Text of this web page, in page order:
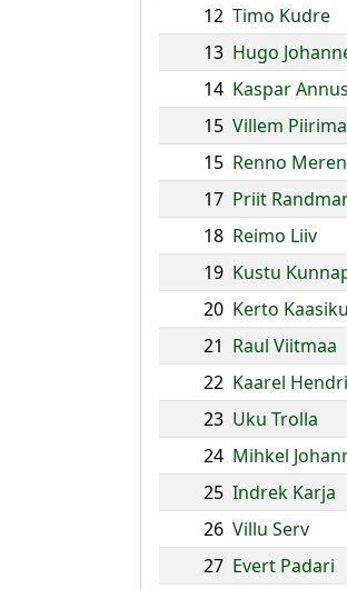
12 Timo Kudre
13 Hugo
14 Kaspar Annus
15 Villem
15 Renno
17 Priit
18 Reimo Liiv
19 Kustu
20 Kerto Kaasiku
21 Raul Viitmaa
22 Kaarel
23 Uku Trolla
24 Mihkel
25 Indrek Karja
26 Villu Serv
27 Evert Padari